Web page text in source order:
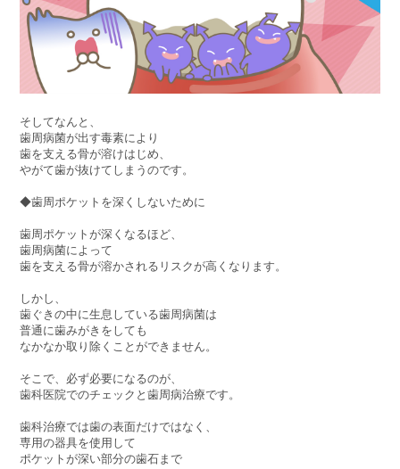
そしてなんと、
歯周病菌が出す毒素により
歯を支える骨が溶けはじめ、
やがて歯が抜けてしまうのです。
◆歯周ポケットを深くしないために
歯周ポケットが深くなるほど、
歯周病菌によって
歯を支える骨が溶かされるリスクが高くなります。
しかし、
歯ぐきの中に生息している歯周病菌は
普通に歯みがきをしても
なかなか取り除くことができません。
そこで、必ず必要になるのが、
歯科医院でのチェックと歯周病治療です。
歯科治療では歯の表面だけではなく、
専用の器具を使用して
ポケットが深い部分の歯石まで